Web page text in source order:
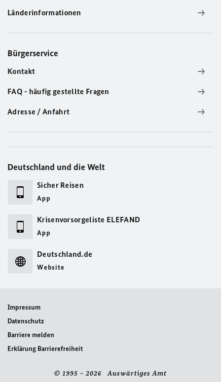
Länderinformationen
Bürgerservice
Kontakt
FAQ - häufig gestellte Fragen
Adresse / Anfahrt
Deutschland und die Welt
Sicher Reisen
App
Krisenvorsorgeliste ELEFAND
App
Deutschland.de
Website
Impressum
Datenschutz
Barriere melden
Erklärung Barrierefreiheit
© 1995 – 2026 Auswärtiges Amt